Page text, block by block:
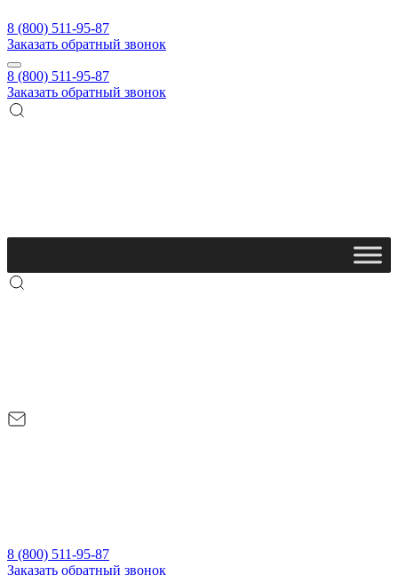
8 (800) 511-95-87
Заказать обратный звонок
8 (800) 511-95-87
Заказать обратный звонок
8 (800) 511-95-87
Заказать обратный звонок